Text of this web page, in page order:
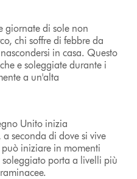
giornate di sole non
chi soffre di febbre da
in casa. Questo
e soleggiate durante i
a un'alta
Unito inizia
seconda di dove si vive
iniziare in momenti
porta a livelli più